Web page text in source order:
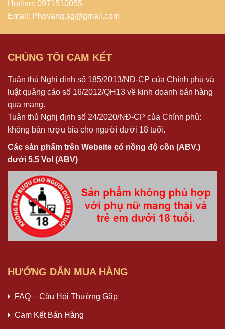
Hotline: 0971510055
Email: Phovang.sg@gmail.com
CHÚNG TÔI CAM KẾT
Tuân thủ Nghị định số 185/2013/NĐ-CP của Chính phủ và
luật quảng cáo số 16/2012/QH13 về kinh doanh bán hàng
qua mạng.
Tuân thủ Nghị định số 24/2020/NĐ-CP của Chính phủ:
không bán rượu bia cho người dưới 18 tuổi.
Các sản phẩm trên Website có nồng độ cồn (ABV.)
dưới 5,5 Vol (ABV)
HƯỚNG DẪN MUA HÀNG
FAQ – Câu Hỏi Thường Gặp
Cam Kết Bán Hàng